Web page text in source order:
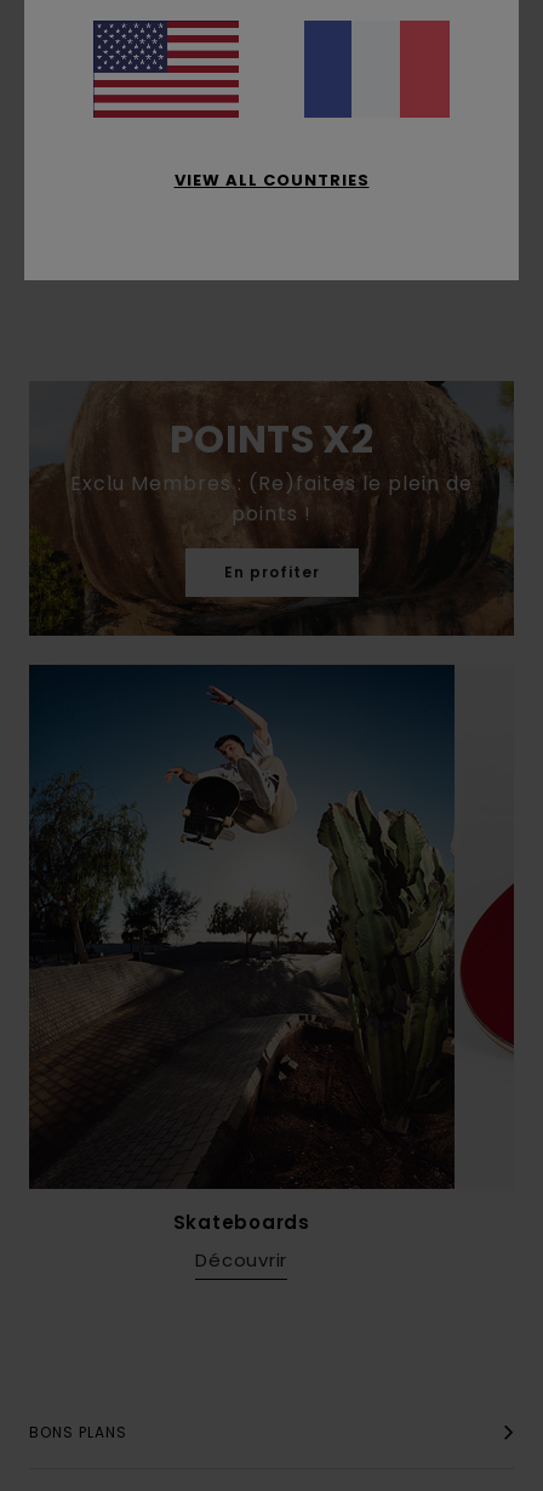
Seal Bp
POINTS X2
Exclu Membres : (Re)faites le plein de
points !
En profiter
Skateboards
Découvrir
BONS PLANS
VIEW ALL COUNTRIES